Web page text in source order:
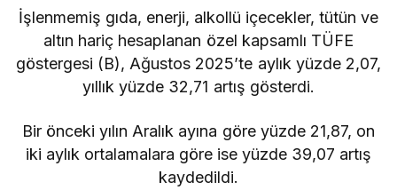
İşlenmemiş gıda, enerji, alkollü içecekler, tütün ve
altın hariç hesaplanan özel kapsamlı TÜFE
göstergesi (B), Ağustos 2025’te aylık yüzde 2,07,
yıllık yüzde 32,71 artış gösterdi.
Bir önceki yılın Aralık ayına göre yüzde 21,87, on
iki aylık ortalamalara göre ise yüzde 39,07 artış
kaydedildi.